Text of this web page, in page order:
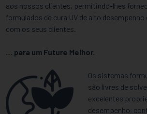
aos nossos clientes, permitindo-lhes
formulados de cura UV de alto
com os seus clientes.
… para um Future Melhor.
Os sistemas
são livres de
excelentes
desempenho,